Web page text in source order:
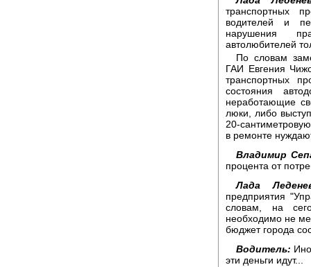
транспортных
водителей и
нарушения
автолюбителей
По словам
ГАИ Евгения
транспортных
состояния
неработающие
люки, либо
20-
в ремонте
Владимир
процента от
Лада
предприятия
словам, на
необходимо не
бюджет города
Водитель:
эти деньги идут...